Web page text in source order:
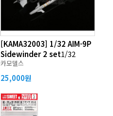
[KAMA32003] 1/32 AIM-9P
Sidewinder 2 set1/32
카모델스
25,000원